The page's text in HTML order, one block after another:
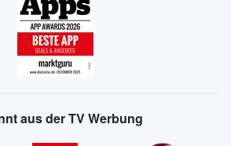
aus der TV Werbung